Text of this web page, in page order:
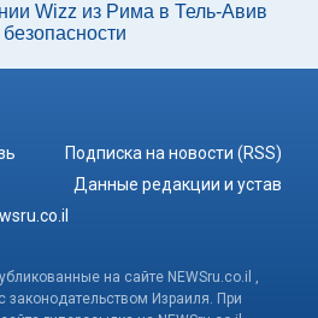
Wizz из Рима в Тель-Авив
Подписка на новости (RSS)
Данные редакции и устав
на сайте NEWSru.co.il ,
законодательством Израиля. При